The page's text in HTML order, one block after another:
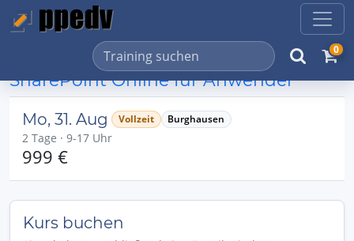
0
SharePoint Online für Anwender
Mo, 31. Aug Vollzeit Burghausen
2 Tage · 9-17 Uhr
999 €
Kurs buchen